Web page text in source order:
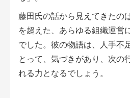
藤田氏の話から見えてきたの
を超えた、あらゆる組織運営
でした。彼の物語は、人手不
とって、気づきがあり、次の
れる力となるでしょう。